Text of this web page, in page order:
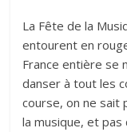
La Fête de la
entourent en
France entière se
danser à tout les
course, on ne sait
la musique, et